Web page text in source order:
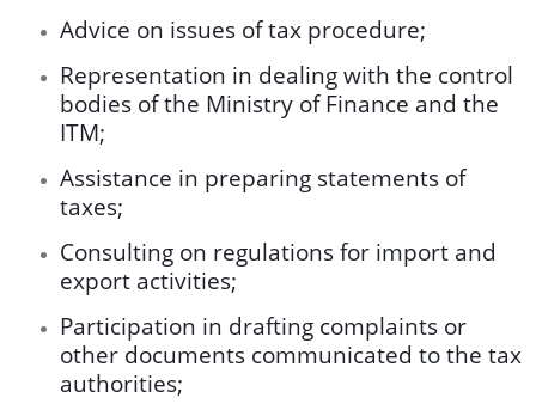
Advice on issues of tax procedure;
Representation in dealing with the control
bodies of the Ministry of Finance and the
ITM;
Assistance in preparing statements of
taxes;
Consulting on regulations for import and
export activities;
Participation in drafting complaints or
other documents communicated to the tax
authorities;